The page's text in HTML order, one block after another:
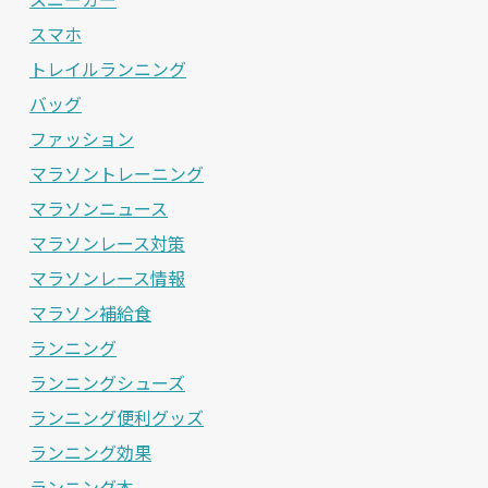
スマホ
トレイルランニング
バッグ
ファッション
マラソントレーニング
マラソンニュース
マラソンレース対策
マラソンレース情報
マラソン補給食
ランニング
ランニングシューズ
ランニング便利グッズ
ランニング効果